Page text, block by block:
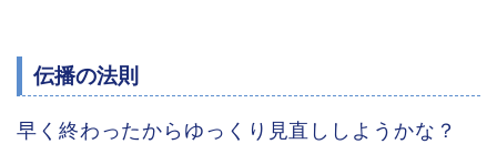
伝播の法則
早く終わったからゆっくり見直ししようかな？